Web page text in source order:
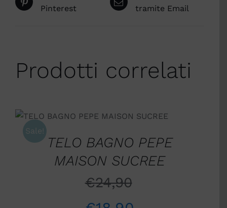
Pinterest
tramite Email
Prodotti correlati
Sale!
SCEGLI
/
DETTAGLI
TELO BAGNO PEPE
MAISON SUCREE
€24,90